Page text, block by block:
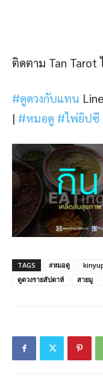
ติดตาม Tan Tarot
#ดูดวงกับแทน
| #หมอดู #ไพ่ยิปซี
TAGS #หมอดู
ดูดวงรายสัปดาห์
สายมู